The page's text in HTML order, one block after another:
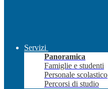
Servizi
Panoramica
Famiglie e studenti
Personale scolastico
Percorsi di studio